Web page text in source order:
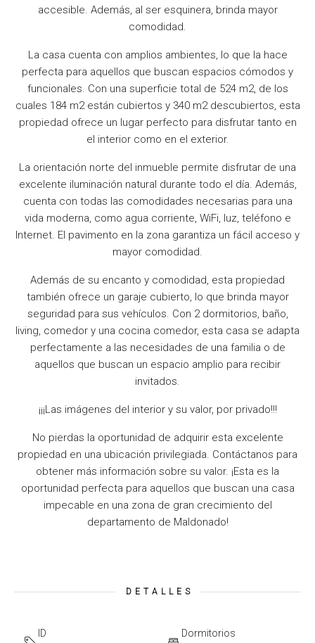
accesible. Además, al ser esquinera, brinda mayor
comodidad.
La casa cuenta con amplios ambientes, lo que la hace
perfecta para aquellos que buscan espacios cómodos y
funcionales. Con una superficie total de 524 m2, de los
cuales 184 m2 están cubiertos y 340 m2 descubiertos, esta
propiedad ofrece un lugar perfecto para disfrutar tanto en
el interior como en el exterior.
La orientación norte del inmueble permite disfrutar de una
excelente iluminación natural durante todo el día. Además,
cuenta con todas las comodidades necesarias para una
vida moderna, como agua corriente, WiFi, luz, teléfono e
Internet. El pavimento en la zona garantiza un fácil acceso y
mayor comodidad.
Además de su encanto y comodidad, esta propiedad
también ofrece un garaje cubierto, lo que brinda mayor
seguridad para sus vehículos. Con 2 dormitorios, baño,
living, comedor y una cocina comedor, esta casa se adapta
perfectamente a las necesidades de una familia o de
aquellos que buscan un espacio amplio para recibir
invitados.
¡¡¡Las imágenes del interior y su valor, por privado!!!
No pierdas la oportunidad de adquirir esta excelente
propiedad en una ubicación privilegiada. Contáctanos para
obtener más información sobre su valor. ¡Esta es la
oportunidad perfecta para aquellos que buscan una casa
impecable en una zona de gran crecimiento del
departamento de Maldonado!
DETALLES
ID
Dormitorios